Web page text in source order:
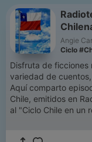
Angie
Ciclo
Disfruta de
variedad de
Aquí comparto
Chile, emitidos en
al "Ciclo Chile en un
como: "Cuentos de